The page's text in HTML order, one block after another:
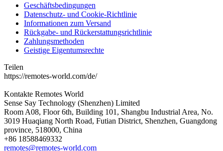
Geschäftsbedingungen
Datenschutz- und Cookie-Richtlinie
Informationen zum Versand
Rückgabe- und Rückerstattungsrichtlinie
Zahlungsmethoden
Geistige Eigentumsrechte
Teilen
https://remotes-world.com/de/
Kontakte Remotes World
Sense Say Technology (Shenzhen) Limited
Room A08, Floor 6th, Building 101, Shangbu Industrial Area, No.
3019 Huaqiang North Road, Futian District, Shenzhen, Guangdong
province, 518000, China
+86 18588469332
remotes@remotes-world.com